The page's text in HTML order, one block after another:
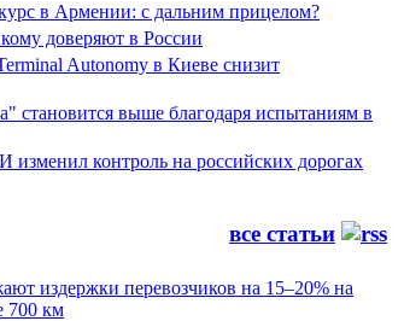
в Армении: с дальним прицелом?
доверяют в России
Autonomy в Киеве снизит
становится выше благодаря испытаниям в
контроль на российских дорогах
все статьи
издержки перевозчиков на 15–20% на
700 км